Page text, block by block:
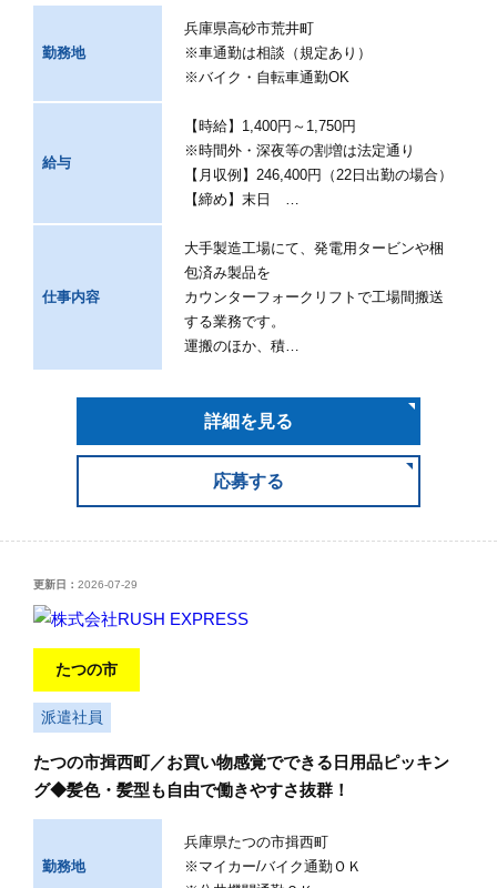
勤務地
兵庫県高砂市荒井町
※車通勤は相談（規定あり）
※バイク・自転車通勤OK
給与
【時給】1,400円～1,750円
※時間外・深夜等の割増は法定通り
【月収例】246,400円（22日出勤の場合）
【締め】末日 …
仕事内容
大手製造工場にて、発電用タービンや梱
包済み製品を
カウンターフォークリフトで工場間搬送
する業務です。
運搬のほか、積…
詳細を見る
応募する
更新日： 2026-07-29
たつの市
派遣社員
たつの市揖西町／お買い物感覚でできる日用品ピッキン
グ◆髪色・髪型も自由で働きやすさ抜群！
勤務地
兵庫県たつの市揖西町
※マイカー/バイク通勤ＯＫ